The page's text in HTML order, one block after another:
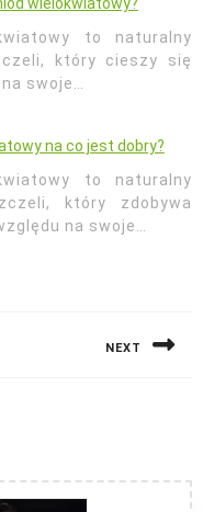
to naturalny
który cieszy się
swoje…
na co jest dobry?
to naturalny
który zdobywa
na swoje…
NEXT